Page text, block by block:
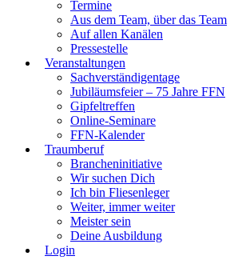
Termine
Aus dem Team, über das Team
Auf allen Kanälen
Pressestelle
Veranstaltungen
Sachverständigentage
Jubiläumsfeier – 75 Jahre FFN
Gipfeltreffen
Online-Seminare
FFN-Kalender
Traumberuf
Brancheninitiative
Wir suchen Dich
Ich bin Fliesenleger
Weiter, immer weiter
Meister sein
Deine Ausbildung
Login